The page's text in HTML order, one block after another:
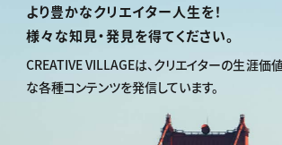
より豊かなクリエイター人生を！
様々な知見・発見を得てください。
CREATIVE VILLAGEは、クリエイターの生涯価
な各種コンテンツを発信しています。